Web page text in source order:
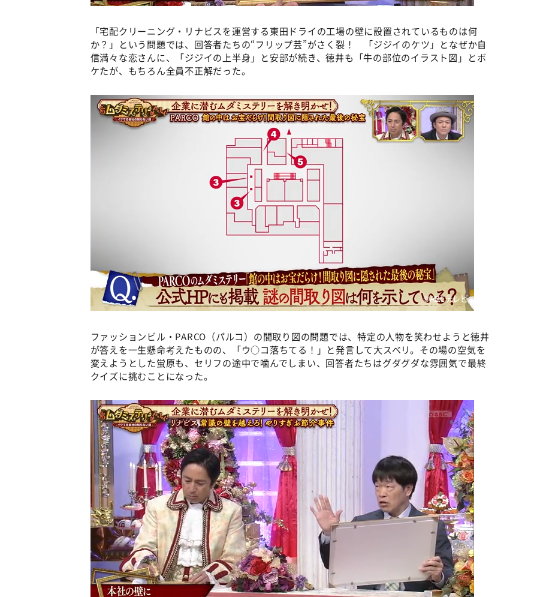
「宅配クリーニング・リナビスを運営する東田ドライの工場の壁に設置されているものは何
か？」という問題では、回答者たちの“フリップ芸”がさく裂！ 「ジジイのケツ」となぜか自
信満々な恋さんに、「ジジイの上半身」と安部が続き、徳井も「牛の部位のイラスト図」とボ
ケたが、もちろん全員不正解だった。
©️ABCテレビ
ファッションビル・PARCO（パルコ）の間取り図の問題では、特定の人物を笑わせようと徳井
が答えを一生懸命考えたものの、「ウ○コ落ちてる！」と発言して大スベリ。その場の空気を
変えようとした蛍原も、セリフの途中で噛んでしまい、回答者たちはグダグダな雰囲気で最終
クイズに挑むことになった。